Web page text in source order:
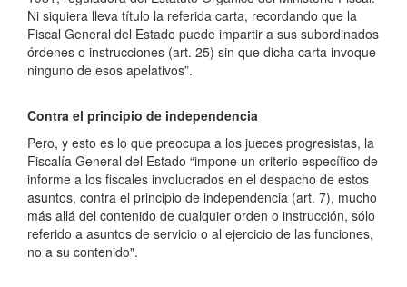
Ni siquiera lleva título la referida carta, recordando que la
Fiscal General del Estado puede impartir a sus subordinados
órdenes o instrucciones (art. 25) sin que dicha carta invoque
ninguno de esos apelativos”.
Contra el principio de independencia
Pero, y esto es lo que preocupa a los jueces progresistas, la
Fiscalía General del Estado “impone un criterio específico de
informe a los fiscales involucrados en el despacho de estos
asuntos, contra el principio de independencia (art. 7), mucho
más allá del contenido de cualquier orden o instrucción, sólo
referido a asuntos de servicio o al ejercicio de las funciones,
no a su contenido".